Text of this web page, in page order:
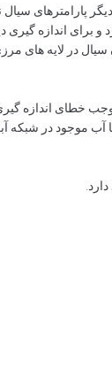
پارامترهای سیال
برای اندازه
در لایه های
خطای اندازه
موجود در شبکه